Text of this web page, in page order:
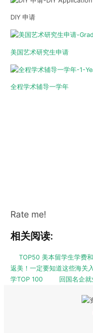
DIY 申请
美国艺术研究生申请
全程学术辅导一学年
Rate me!
相关阅读:
TOP50 美本留学生学费
返美！一定要知道这些海关
学TOP 100
回国名企